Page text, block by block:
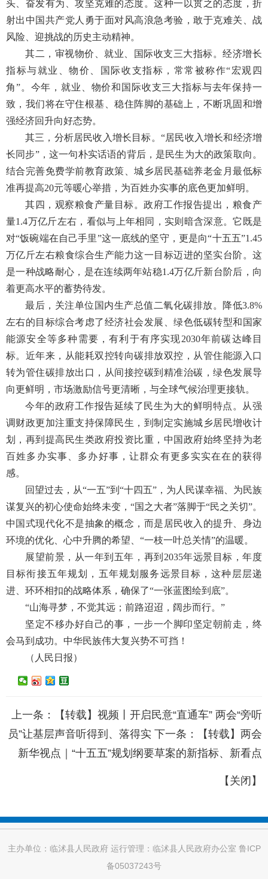
头、奋发有为、攻坚克难的态度。这种一以贯之的态度，折
射出中国共产党人勇于面对风高浪急考验，敢于克难关、战
风险、迎挑战的历史主动精神。
其二，审视物价、就业、国际收支三大指标。经济增长
指标与就业、物价、国际收支指标，常常被称作“宏观四
角”。今年，就业、物价和国际收支三大指标与去年保持一
致，我们将在守住根基、稳住阵脚的基础上，不断巩固和增
强经济回升向好态势。
其三，分析居民收入增长目标。“居民收入增长和经济增
长同步”，这一句朴实话语的背后，是民生为大的政策取向。
结合完善免费学前教育政策、城乡居民基础养老金月最低标
准再提高20元等暖心举措，为百姓办实事的底色更加鲜明。
其四，观察粮食产量目标。政府工作报告提出，粮食产
量1.4万亿斤左右，看似与上年相同，实则暗含深意。它既是
对“饭碗端在自己手里”这一底线的坚守，更是向“十五五”1.45
万亿斤左右粮食综合生产能力这一目标迈进的坚实台阶。这
是一种战略耐心，是在连续两年站稳1.4万亿斤新台阶后，向
着更高水平的蓄势待发。
最后，关注单位国内生产总值二氧化碳排放。降低3.8%
左右的目标综合考虑了经济社会发展、绿色低碳转型和国家
能源安全等多种需要，有利于有序实现2030年前碳达峰目
标。近年来，从能耗双控转向碳排放双控，从管住能源入口
转为管住碳排放出口，从间接控碳到精准治碳，绿色发展导
向更鲜明，市场激励信号更清晰，与全球气候治理更接轨。
今年的政府工作报告延续了民生为大的鲜明特点。从强
调财政更加注重支持保障民生，到制定实施城乡居民增收计
划，再到提高民生类政府投资比重，中国政府始终坚持为老
百姓多办实事、多办好事，让群众有更多实实在在的获得
感。
回望过去，从“一五”到“十四五”，为人民谋幸福、为民族
谋复兴的初心使命始终未变，“国之大者”落脚于“民之关切”。
中国式现代化不是抽象的概念，而是居民收入的提升、身边
环境的优化、心中升腾的希望、“一枝一叶总关情”的温暖。
展望前景，从一年到五年，再到2035年远景目标，年度
目标衔接五年规划，五年规划服务远景目标，这种层层递
进、环环相扣的战略体系，确保了“一张蓝图绘到底”。
“山海寻梦，不觉其远；前路迢迢，阔步而行。”
坚定不移办好自己的事，一步一个脚印坚定朝前走，终
会马到成功。中华民族伟大复兴势不可挡！
（人民日报）
上一条：
【转载】视频丨开启民意“直通车” 两会“旁听
员”让基层声音听得到、落得实 下一条：
【转载】两会
新华视点｜“十五五”规划纲要草案的新指标、新看点
【 关闭 】
主办单位：临沭县人民政府 运行管理：临沭县人民政府办公室 鲁ICP
备05037243号